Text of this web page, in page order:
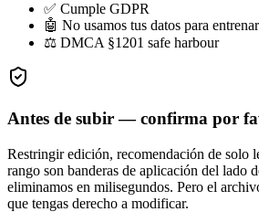
✅ Cumple GDPR
🤖 No usamos tus datos para
⚖ DMCA §1201 safe harbour
Antes de subir — confirma por
Restringir edición, recomendación de solo
rango son banderas de aplicación del lado
eliminamos en milisegundos. Pero el
que tengas derecho a modificar.